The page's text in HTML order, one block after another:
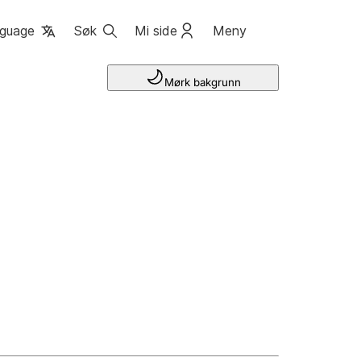
Søk Mi side Meny
Mørk bakgrunn